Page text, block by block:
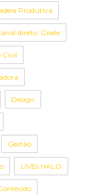
Produtiva
direto: Gisele
Civil
Design
Gestão
LIVEs HALO